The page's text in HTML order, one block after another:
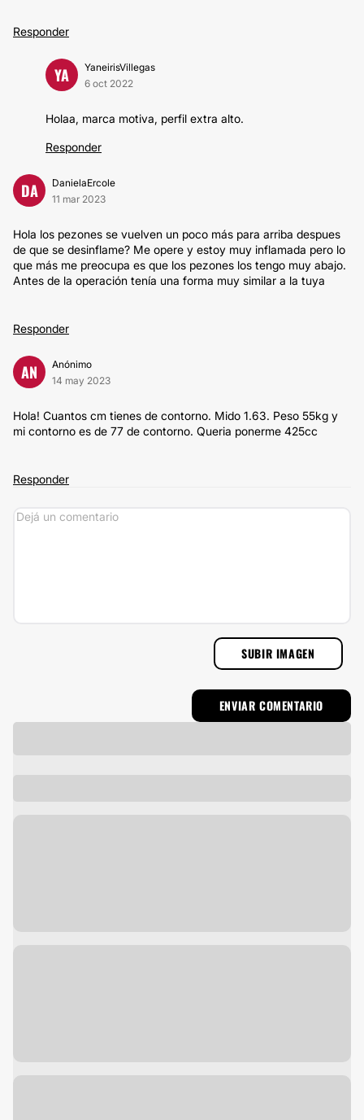
Responder
YA
YaneirisVillegas
6 oct 2022
Holaa, marca motiva, perfil extra alto.
Responder
DA
DanielaErcole
11 mar 2023
Hola los pezones se vuelven un poco más para arriba despues
de que se desinflame? Me opere y estoy muy inflamada pero lo
que más me preocupa es que los pezones los tengo muy abajo.
Antes de la operación tenía una forma muy similar a la tuya
Responder
AN
Anónimo
14 may 2023
Hola! Cuantos cm tienes de contorno. Mido 1.63. Peso 55kg y
mi contorno es de 77 de contorno. Queria ponerme 425cc
Responder
SUBIR IMAGEN